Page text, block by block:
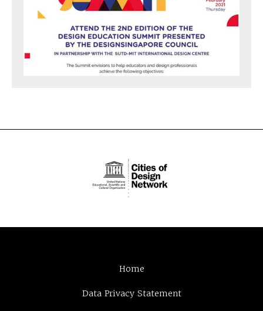
Home
Data Privacy Statement